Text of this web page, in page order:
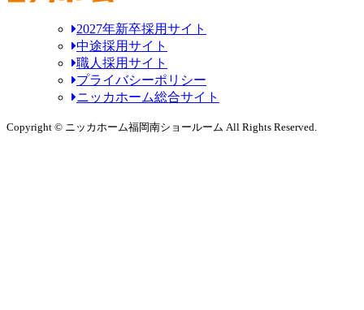
2027年新卒採用サイト
中途採用サイト
職人採用サイト
プライバシーポリシー
ニッカホーム総合サイト
Copyright © ニッカホーム福岡南ショールーム All Rights Reserved.